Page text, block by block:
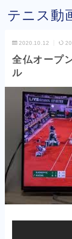
テニス動
2020.10.12
全仏オープ
ル